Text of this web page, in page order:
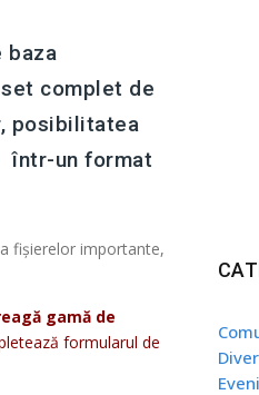
baza
complet de
posibilitatea
într-un format
fișierelor importante,
gamă de
formularul de